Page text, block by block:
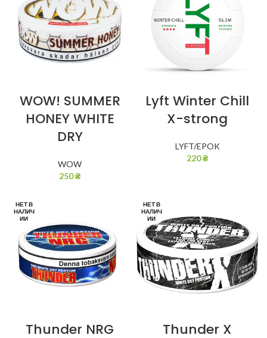
WOW! SUMMER
HONEY WHITE
DRY
WOW
250₴
Lyft Winter Chill
X-strong
LYFT/EPOK
220₴
НЕТ В
НАЛИЧ
ИИ
Thunder NRG
НЕТ В
НАЛИЧ
ИИ
Thunder X